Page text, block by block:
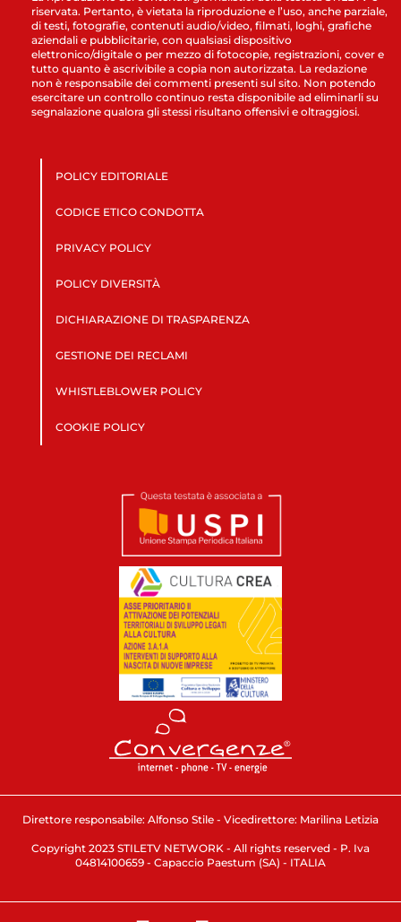
riservata. Pertanto, è vietata la riproduzione e l’uso, anche parziale,
di testi, fotografie, contenuti audio/video, filmati, loghi, grafiche
aziendali e pubblicitarie, con qualsiasi dispositivo
elettronico/digitale o per mezzo di fotocopie, registrazioni, cover e
tutto quanto è ascrivibile a copia non autorizzata. La redazione
non è responsabile dei commenti presenti sul sito. Non potendo
esercitare un controllo continuo resta disponibile ad eliminarli su
segnalazione qualora gli stessi risultano offensivi e oltraggiosi.
POLICY EDITORIALE
CODICE ETICO CONDOTTA
PRIVACY POLICY
POLICY DIVERSITÀ
DICHIARAZIONE DI TRASPARENZA
GESTIONE DEI RECLAMI
WHISTLEBLOWER POLICY
COOKIE POLICY
Direttore responsabile: Alfonso Stile - Vicedirettore: Marilina Letizia
Copyright 2023 STILETV NETWORK - All rights reserved - P. Iva
04814100659 - Capaccio Paestum (SA) - ITALIA